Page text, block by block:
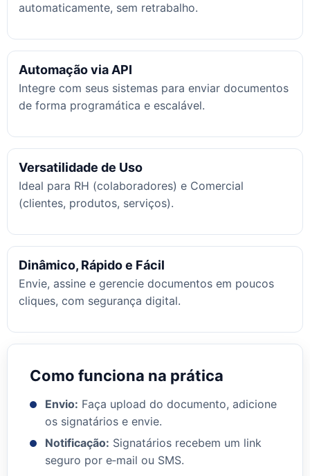
automaticamente, sem retrabalho.
Automação via API
Integre com seus sistemas para enviar documentos
de forma programática e escalável.
Versatilidade de Uso
Ideal para RH (colaboradores) e Comercial
(clientes, produtos, serviços).
Dinâmico, Rápido e Fácil
Envie, assine e gerencie documentos em poucos
cliques, com segurança digital.
Como funciona na prática
Envio: Faça upload do documento, adicione
os signatários e envie.
Notificação: Signatários recebem um link
seguro por e‑mail ou SMS.